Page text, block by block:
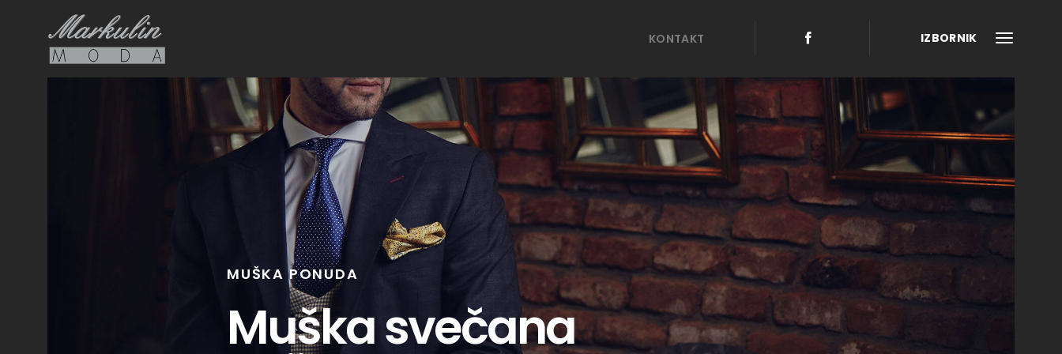
IZBORNIK
KONTAKT
MUŠKA PONUDA
Muška svečana